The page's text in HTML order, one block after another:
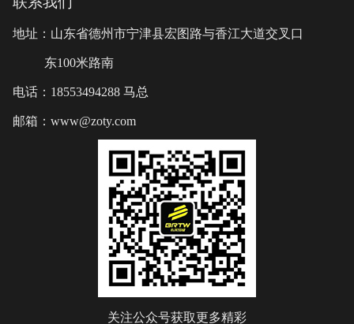
地址：山东省德州市宁津县宏图路与香江大道交叉口
东100米路南
电话：18553494288 马总
邮箱：www@zoty.com
关注公众号获取更多精彩